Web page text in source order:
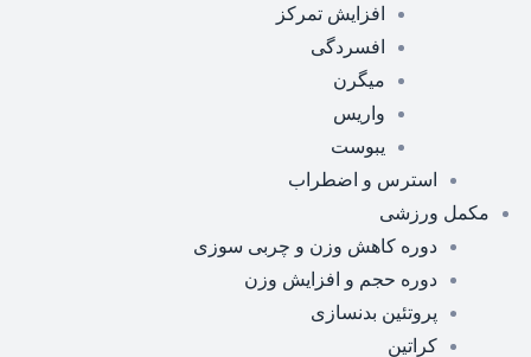
افزایش تمرکز
افسردگی
میگرن
واریس
یبوست
استرس و اضطراب
مکمل ورزشی
دوره کاهش وزن و چربی سوزی
دوره حجم و افزایش وزن
پروتئین بدنسازی
کراتین